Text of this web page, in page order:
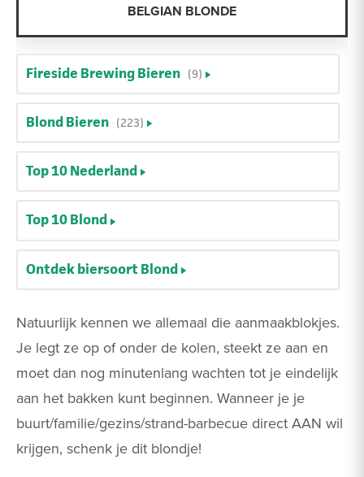
Natuurlijk kennen we allemaal die aanmaakblokjes.
Je legt ze op of onder de kolen, steekt ze aan en
moet dan nog minutenlang wachten tot je eindelijk
aan het bakken kunt beginnen. Wanneer je je
buurt/familie/gezins/strand-barbecue direct AAN wil
krijgen, schenk je dit blondje!
BELGIAN BLONDE
Fireside Brewing Bieren (9)
Blond Bieren (223)
Top 10 Nederland
Top 10 Blond
Ontdek biersoort Blond